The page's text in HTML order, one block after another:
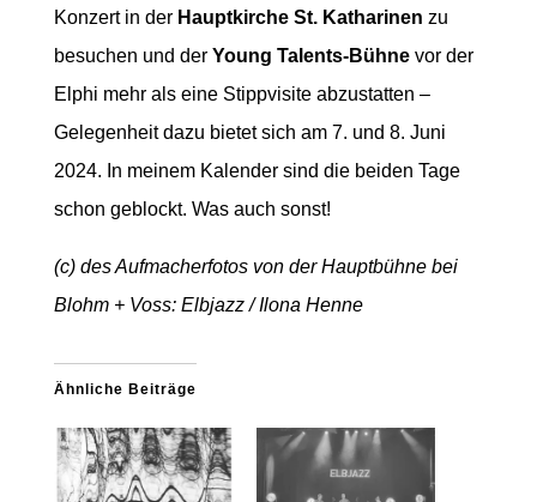
Konzert in der Hauptkirche St. Katharinen zu
besuchen und der Young Talents-Bühne vor der
Elphi mehr als eine Stippvisite abzustatten –
Gelegenheit dazu bietet sich am 7. und 8. Juni
2024. In meinem Kalender sind die beiden Tage
schon geblockt. Was auch sonst!
(c) des Aufmacherfotos von der Hauptbühne bei
Blohm + Voss: Elbjazz / Ilona Henne
Ähnliche Beiträge